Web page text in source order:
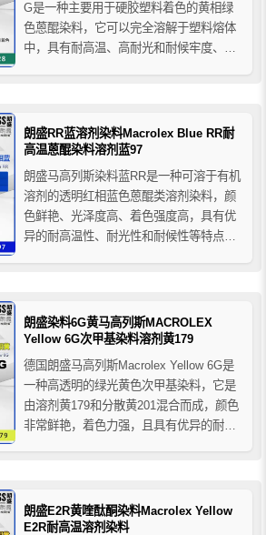
G是一种主要用于硬胶塑料着色的黄相绿
色蒽醌染料，它可以完全溶解于塑料熔体
中，具有耐高温、高耐光和耐候牢度、高
外壳、化妆品容器、塑料瓶子、家用电
器、包装材料、聚...
朗盛RR蓝溶剂染料Macrolex Blue RR耐
高温蒽醌染料溶剂蓝97
朗盛马高列斯染料蓝RR是一种可溶于有机
溶剂的透明红相蓝色蒽醌类溶剂染料，颜
色鲜艳、光泽度高、着色强度高，具有优
异的耐高温性、耐光性和耐候性等特点。
朗盛染料6G黄马高列斯MACROLEX
Yellow 6G次甲基染料溶剂黄179
德国朗盛马高列斯Macrolex Yellow 6G是
一种高透明的绿光黄色次甲基染料，它是
由溶剂黄179和分散黄201混合而成，颜色
非常鲜艳，着色力强，且具有优异的耐热
体中，推荐用于PC、PET、ABS、ABS...
朗盛E2R黄喹酞酮染料Macrolex Yellow
E2R耐高温溶剂染料